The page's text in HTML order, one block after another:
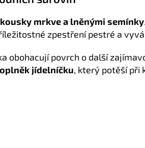
mrkve a lněnými semínky
zpestření pestré a
obohacují povrch o další
jídelníčku, který potěší při